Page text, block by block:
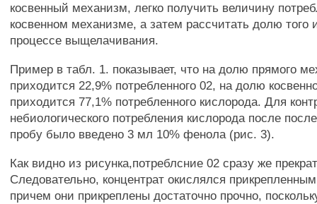
косвенный механизм, легко получить величину
косвенном механизме, а затем рассчитать долю того
процессе выщелачивания.
Пример в табл. 1. показывает, что на долю прямого
приходится 22,9% потребленного 02, на долю
приходится 77,1% потребленного кислорода. Для
небиологического потребления кислорода после
пробу было введено 3 мл 10% фенола (рис. 3).
Как видно из рисунка,потреблсние 02 сразу же
Следовательно, концентрат окислялся
причем они прикреплены достаточно прочно,